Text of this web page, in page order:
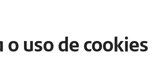
uso de cookies